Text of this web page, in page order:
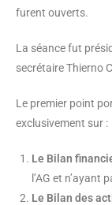
furent ouverts.
La séance fut
secrétaire Thierno
Le premier point
exclusivement sur :
Le Bilan
l’AG et n’ayant
Le Bilan des